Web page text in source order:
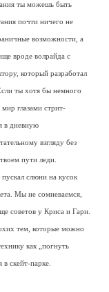
ты можешь быть
почти ничего не
возможности, а
вроде волрайда с
который разработал
ты хотя бы немного
глазами стрит-
в дневную
взгляду без
пути леди.
слюни на кусок
Мы не сомневаемся,
советов у Криса и Гари.
тем, которые можно
как „погнуть
скейт-парке.